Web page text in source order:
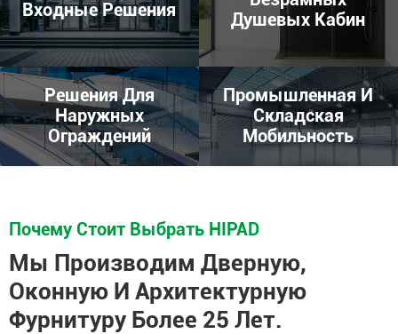
Входные Решения
Душевых Кабин
Решения Для
Наружных
Ограждений
Промышленная И
Складская
Мобильность
Почему Стоит Выбрать HIPAD
Мы Производим Дверную,
Оконную И Архитектурную
Фурнитуру Более 25 Лет.